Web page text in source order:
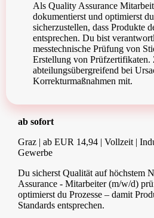
Als Quality Assurance
dokumentierst und optimierst
sicherzustellen, dass Produkte
entsprechen. Du bist
messtechnische Prüfung von
Erstellung von Prüfzertifikaten.
abteilungsübergreifend bei
Korrekturmaßnahmen mit.
ab sofort
Graz | ab EUR 14,94 | Vollzeit |
Gewerbe
Du sicherst Qualität auf höchstem
Assurance - Mitarbeiter(m/w/d)
optimierst du Prozesse – damit
Standards entsprechen.